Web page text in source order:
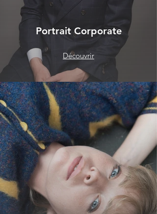
Portrait Corporate
Découvrir